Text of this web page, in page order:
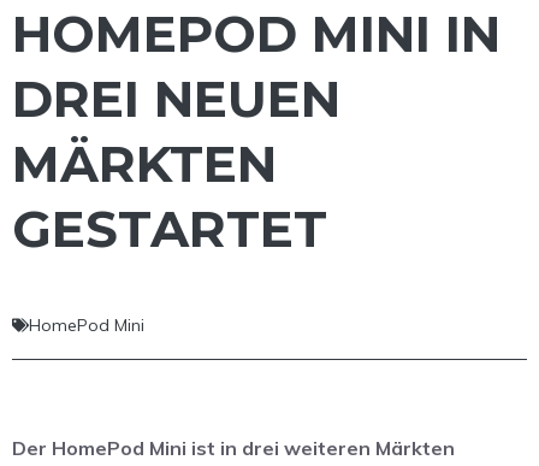
HOMEPOD MINI IN
DREI NEUEN
MÄRKTEN
GESTARTET
HomePod Mini
Der HomePod Mini ist in drei weiteren Märkten